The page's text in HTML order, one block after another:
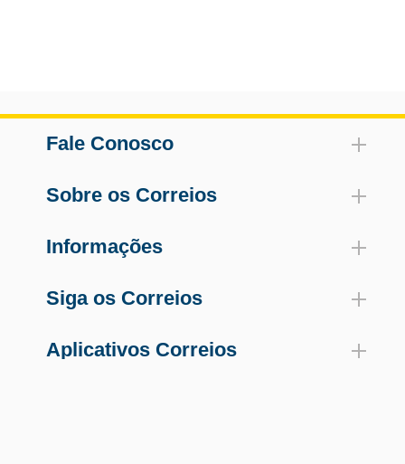
Fale Conosco
Sobre os Correios
Informações
Siga os Correios
Aplicativos Correios